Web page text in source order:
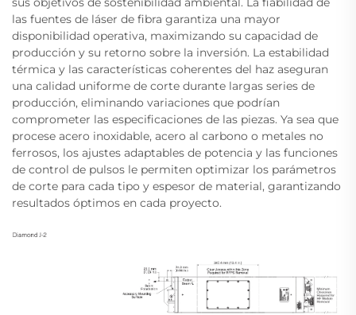
las fuentes de láser de fibra garantiza una mayor
disponibilidad operativa, maximizando su capacidad de
producción y su retorno sobre la inversión. La estabilidad
térmica y las características coherentes del haz aseguran
una calidad uniforme de corte durante largas series de
producción, eliminando variaciones que podrían
comprometer las especificaciones de las piezas. Ya sea que
procese acero inoxidable, acero al carbono o metales no
ferrosos, los ajustes adaptables de potencia y las funciones
de control de pulsos le permiten optimizar los parámetros
de corte para cada tipo y espesor de material, garantizando
resultados óptimos en cada proyecto.